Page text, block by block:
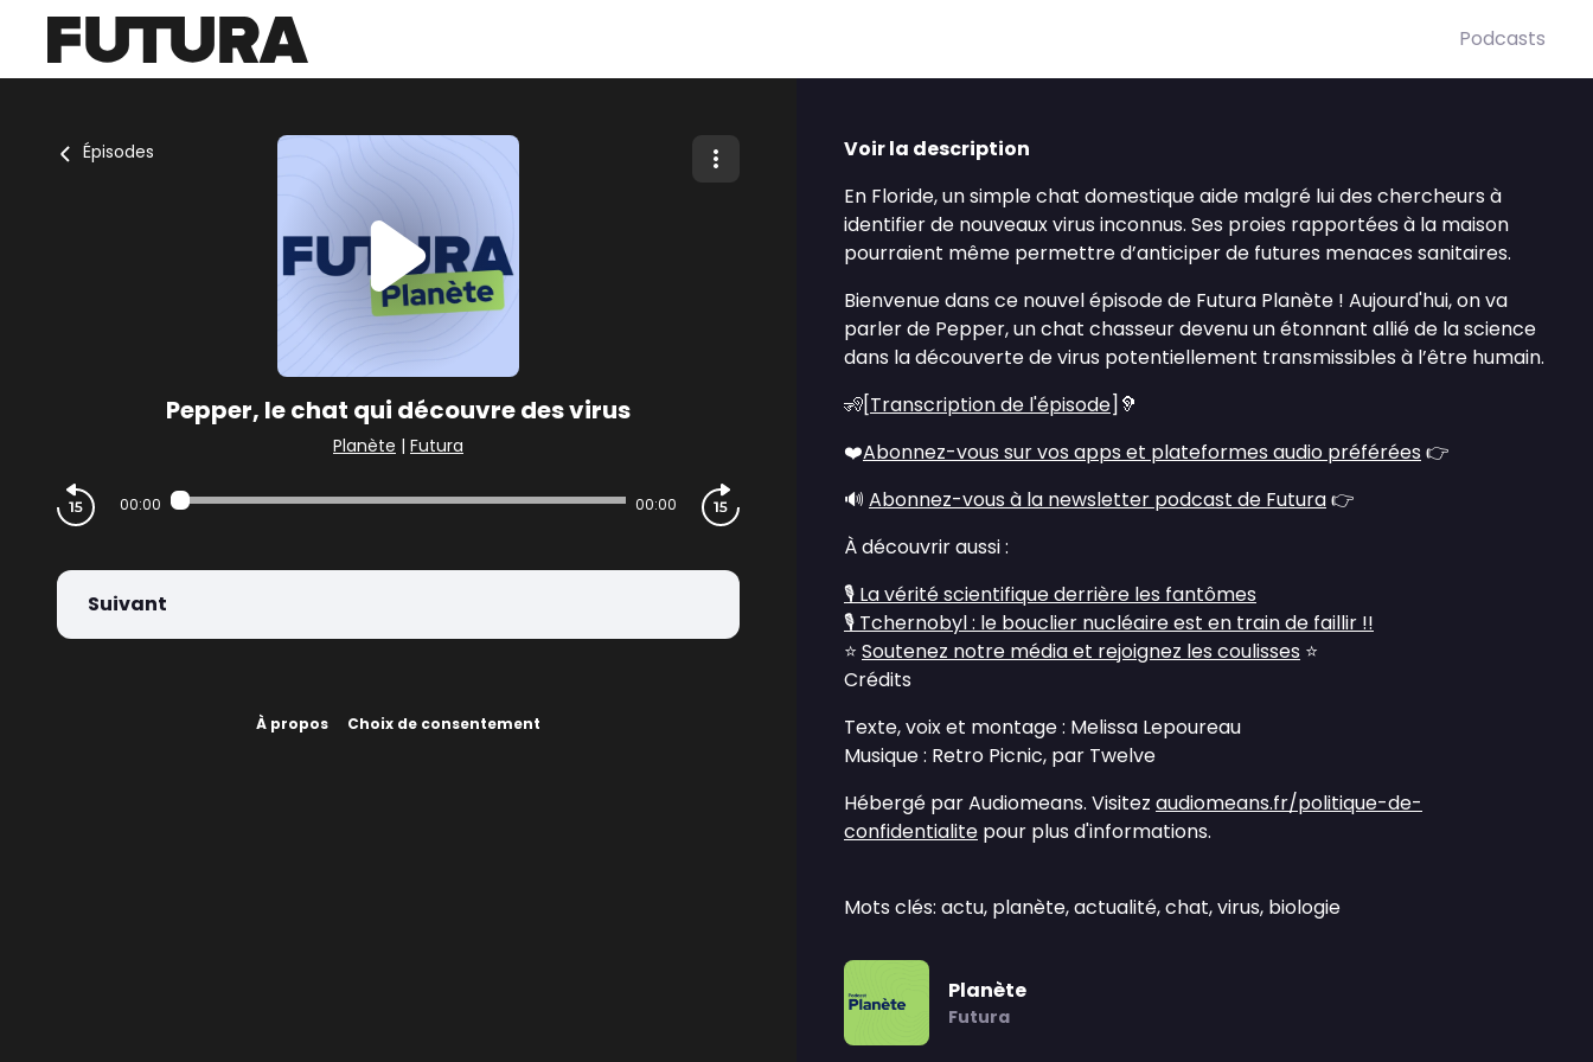
Podcasts
Épisodes
Pepper, le chat qui découvre des virus
Planète | Futura
00:00 00:00
Suivant
À propos Choix de consentement
Voir la description
En Floride, un simple chat domestique aide malgré lui des chercheurs à
identifier de nouveaux virus inconnus. Ses proies rapportées à la maison
pourraient même permettre d’anticiper de futures menaces sanitaires.
Bienvenue dans ce nouvel épisode de Futura Planète ! Aujourd'hui, on va
parler de Pepper, un chat chasseur devenu un étonnant allié de la science
dans la découverte de virus potentiellement transmissibles à l’être humain.
🧏[Transcription de l'épisode]🦻
❤️Abonnez-vous sur vos apps et plateformes audio préférées 👉
🔊 Abonnez-vous à la newsletter podcast de Futura👉
À découvrir aussi :
🎙️ La vérité scientifique derrière les fantômes
🎙️ Tchernobyl : le bouclier nucléaire est en train de faillir !!
⭐ Soutenez notre média et rejoignez les coulisses ⭐
Crédits
Texte, voix et montage : Melissa Lepoureau
Musique : Retro Picnic, par Twelve
Hébergé par Audiomeans. Visitez audiomeans.fr/politique-de-
confidentialite pour plus d'informations.
Mots clés: actu, planète, actualité, chat, virus, biologie
Planète
Futura